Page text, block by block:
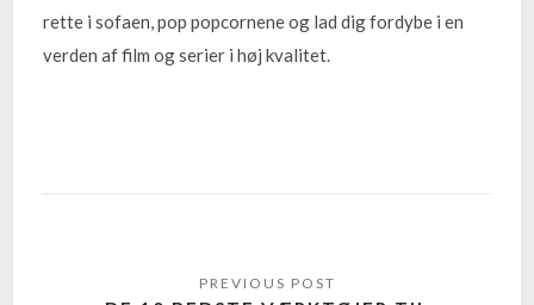
rette i sofaen, pop popcornene og lad dig fordybe i en
verden af film og serier i høj kvalitet.